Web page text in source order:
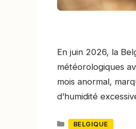
En juin 2026, la
météorologiques
mois anormal,
d’humidité
Catégories
BELGIQUE